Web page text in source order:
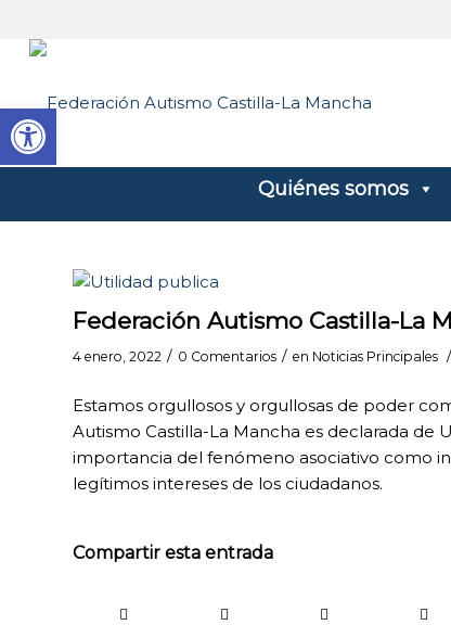
Quiénes somos
Federación Autismo Castilla-La
4 enero, 2022 / 0 Comentarios / en Noticias Principales /
Estamos orgullosos y orgullosas de poder
Autismo Castilla-La Mancha es declarada de
importancia del fenómeno asociativo como
legítimos intereses de los ciudadanos.
Compartir esta entrada
Abrir barra de herramientas